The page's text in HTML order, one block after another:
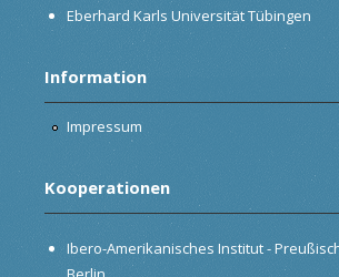
Eberhard Karls Universität Tübingen
Information
Impressum
Kooperationen
Ibero-Amerikanisches Institut -